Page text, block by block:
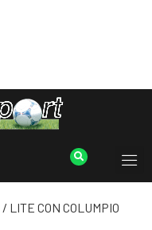
/ LITE CON COLUMPIO